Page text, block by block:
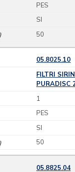
PES
SI
50
05.8025.10
FILTRI
PURADISC
1
PES
SI
50
05.8825.04